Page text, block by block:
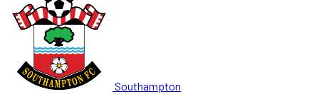
Southampton